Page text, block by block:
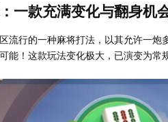
一款充满变化与翻身机
流行的一种麻将打法，以其允许一
能！这款玩法变化极大，已演变为